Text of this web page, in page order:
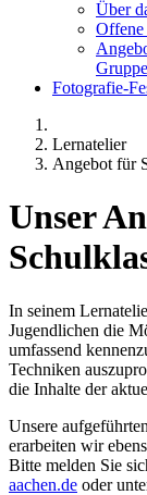
Über
Offene
Fotografie-
Lernatelier
Angebot für
Unser
In seinem
Jugendlichen die
umfassend
Techniken
die Inhalte der
Unsere
erarbeiten wir
Bitte melden Sie
aachen.de oder